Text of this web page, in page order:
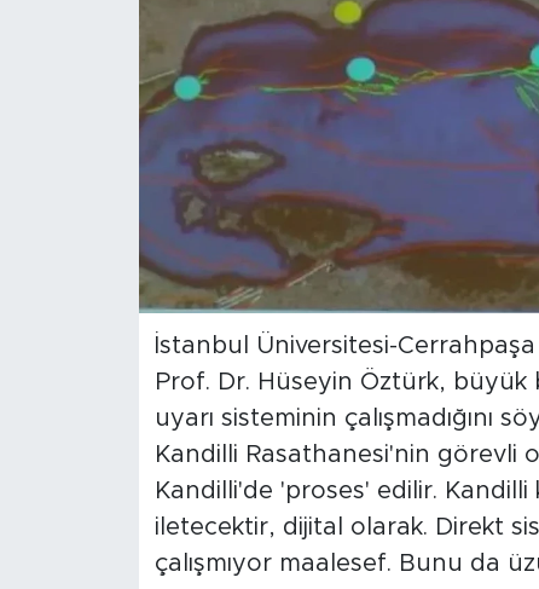
İstanbul Üniversitesi-
Prof. Dr. Hüseyin Öztürk,
uyarı sisteminin çalışmadığını
Kandilli Rasathanesi'nin
Kandilli'de 'proses' edilir.
iletecektir, dijital olarak. Direkt
çalışmıyor maalesef. Bunu da
YAZARLAR
POLİTİKA
EKONOMİ
KÜLTÜR SANAT
TARİHTEN GÜNÜMÜZE